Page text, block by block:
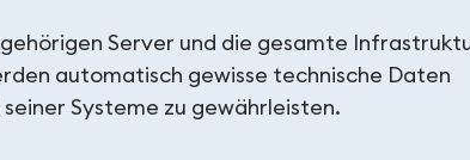
Server und die gesamte
automatisch gewisse technische Daten
Systeme zu gewährleisten.